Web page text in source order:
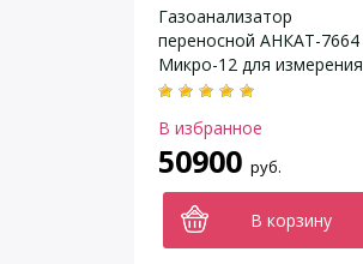
Газоанализатор
переносной АНКАТ-7664
Микро-12 для измерения
суммы горючих газов
В избранное
50900 руб.
В корзину